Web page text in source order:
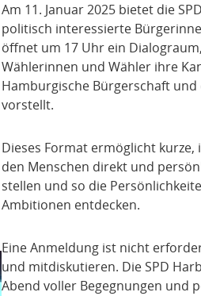
Am 11. Januar 2025 bietet die
politisch interessierte
öffnet um 17 Uhr ein
Wählerinnen und Wähler ihre
Hamburgische Bürgerschaft
vorstellt.
Dieses Format ermöglicht
den Menschen direkt und
stellen und so die
Ambitionen entdecken.
Eine Anmeldung ist nicht
und mitdiskutieren. Die SPD
Abend voller Begegnungen und